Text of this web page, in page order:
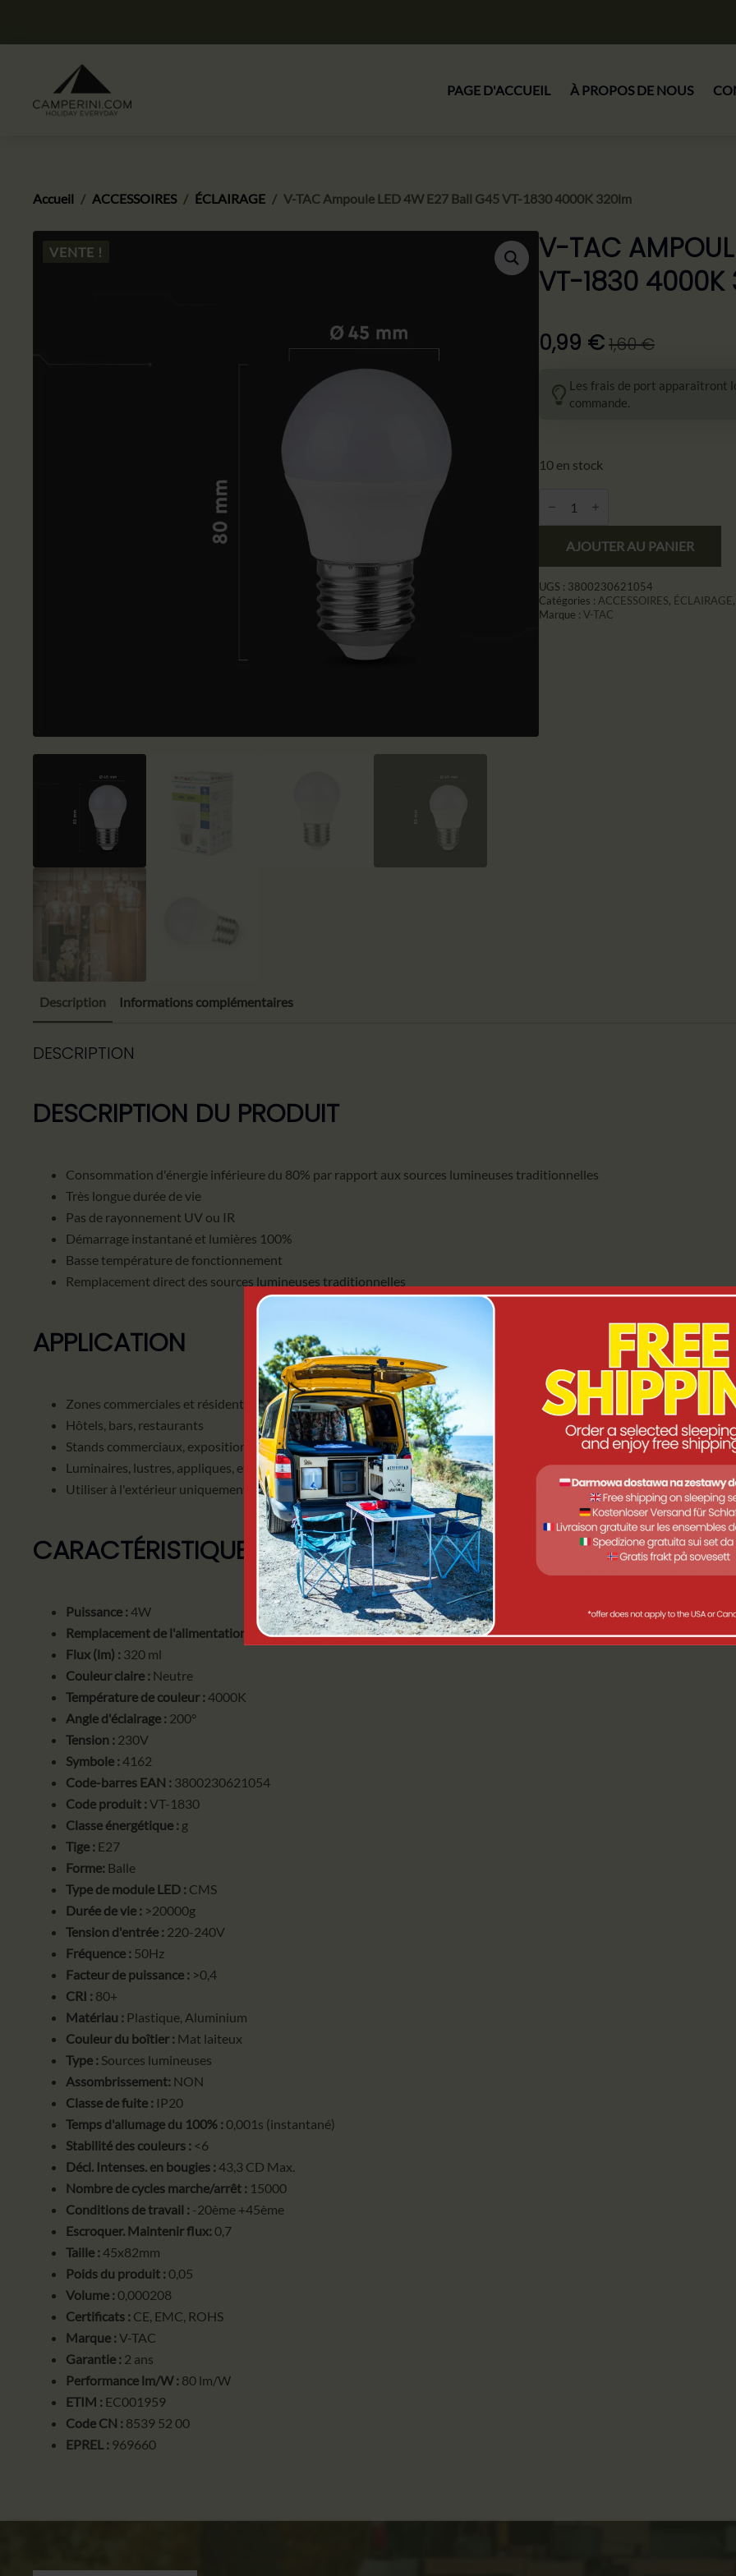
PAGE D'ACCUEIL À PROPOS DE NOUS
Accueil ACCESSOIRES ÉCLAIRAGE V-TAC Ampoule LED 4W E27 Ball G45 VT-1830 4000K 320lm
VENTE !
V-TAC
VT-1830 4000K
1,60€
Le
prix
initial
0,99 €
Le
prix
actuel
Les frais de port apparaîtront
commande.
10 en stock
V-
4W
E27
Kulka
AJOUTER AU PANIER
UGS : 3800230621054
Catégories : ACCESSOIRES, ÉCLAIRAGE
Marque : V-TAC
Description Informations complémentaires
DESCRIPTION
DESCRIPTION DU PRODUIT
Consommation d'énergie inférieure du 80% par rapport aux sources lumineuses traditionnelles
Très longue durée de vie
Pas de rayonnement UV ou IR
Démarrage instantané et lumières 100%
Basse température de fonctionnement
Remplacement direct des sources lumineuses traditionnelles
APPLICATION
Zones commerciales et résidentielles
Hôtels, bars, restaurants
Stands commerciaux, expositions, expositions
Luminaires, lustres, appliques, etc.
Utiliser à l'extérieur uniquement dans des luminaires appropriés
CARACTÉRISTIQUES DU PRODUIT
Puissance :4W
Remplacement de l'alimentation :
30W
Flux (lm) : 320 ml
Couleur claire : Neutre
Température de couleur :4000K
Angle d'éclairage : 200°
Tension : 230V
Symbole :4162
Code-barres EAN : 3800230621054
Code produit :VT-1830
Classe énergétique : g
Tige : E27
Forme: Balle
Type de module LED : CMS
Durée de vie : >20000g
Tension d'entrée : 220-240V
Fréquence : 50Hz
Facteur de puissance : >0,4
CRI : 80+
Matériau : Plastique, Aluminium
Couleur du boîtier : Mat laiteux
Type : Sources lumineuses
Assombrissement: NON
Classe de fuite : IP20
Temps d'allumage du 100% :0,001s (instantané)
Stabilité des couleurs : <6
Décl. Intenses. en bougies :43,3 CD Max.
Nombre de cycles marche/arrêt : 15000
Conditions de travail : -20ème +45ème
Escroquer. Maintenir flux:0,7
Taille :45x82mm
Poids du produit :0,05
Volume :0,000208
Certificats : CE, EMC, ROHS
Marque :V-TAC
Garantie : 2 ans
Performance lm/W : 80 lm/W
ETIM : EC001959
Code CN : 8539 52 00
EPREL : 969660